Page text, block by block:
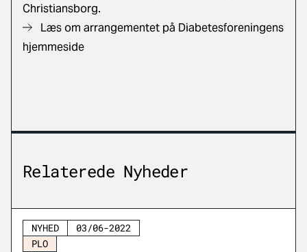
Christiansborg.
Læs om arrangementet på Diabetesforeningens
hjemmeside
Relaterede Nyheder
NYHED
03/06-2022
PLO